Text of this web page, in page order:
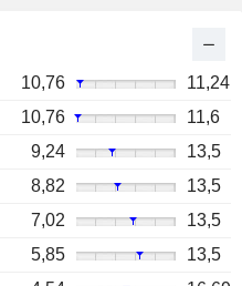
10,76
11,24
10,76
11,6
9,24
13,5
8,82
13,5
7,02
13,5
5,85
13,5